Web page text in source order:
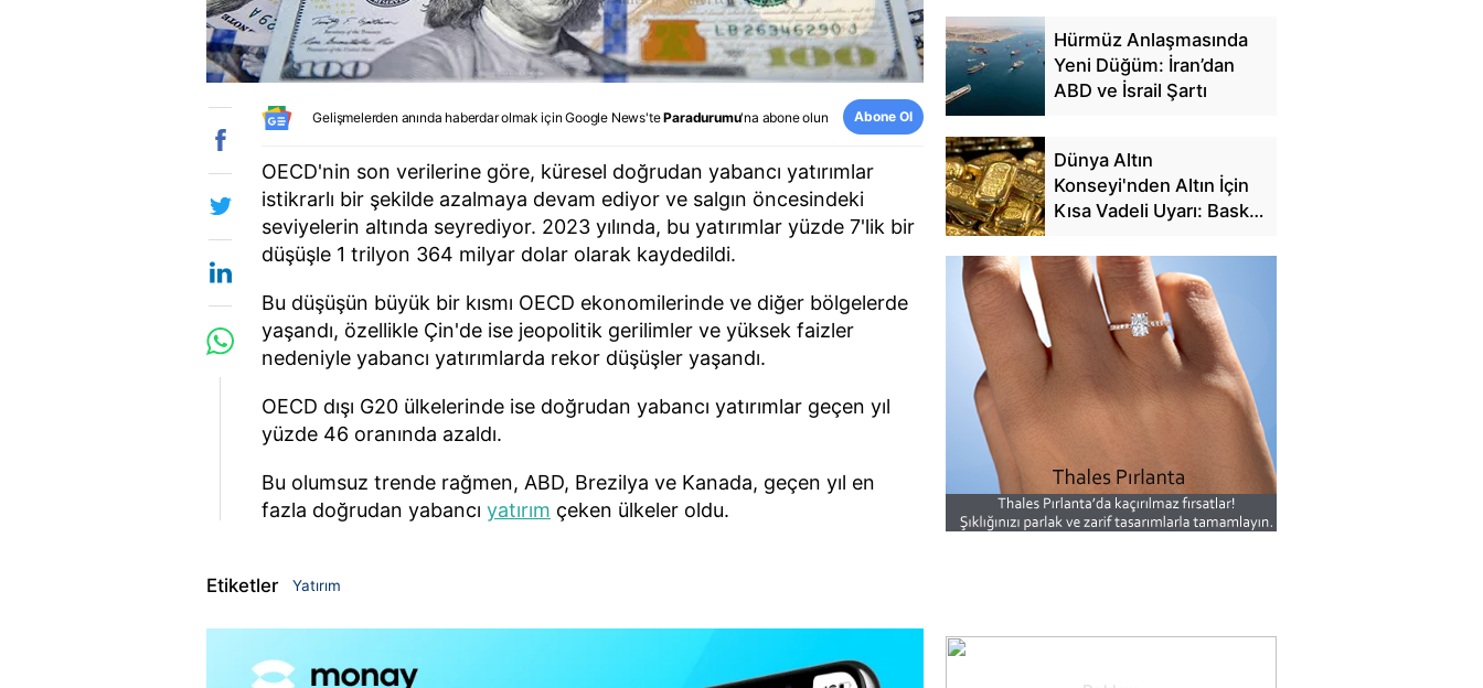
Gelişmelerden anında haberdar olmak içinGoogle News'teParadurumu'na abone olun Abone Ol
OECD'nin son verilerine göre, küresel doğrudan yabancı yatırımlar
istikrarlı bir şekilde azalmaya devam ediyor ve salgın öncesindeki
seviyelerin altında seyrediyor. 2023 yılında, bu yatırımlar yüzde 7'lik bir
düşüşle 1 trilyon 364 milyar dolar olarak kaydedildi.
Bu düşüşün büyük bir kısmı OECD ekonomilerinde ve diğer bölgelerde
yaşandı, özellikle Çin'de ise jeopolitik gerilimler ve yüksek faizler
nedeniyle yabancı yatırımlarda rekor düşüşler yaşandı.
OECD dışı G20 ülkelerinde ise doğrudan yabancı yatırımlar geçen yıl
yüzde 46 oranında azaldı.
Bu olumsuz trende rağmen, ABD, Brezilya ve Kanada, geçen yıl en
fazla doğrudan yabancı yatırım çeken ülkeler oldu.
Etiketler Yatırım
Hürmüz Anlaşmasında
Yeni Düğüm: İran’dan
ABD ve İsrail Şartı
Dünya Altın
Konseyi'nden Altın İçin
Kısa Vadeli Uyarı: Baskı